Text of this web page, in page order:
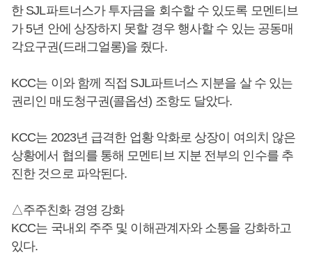
한 SJL파트너스가 투자금을 회수할 수 있도록 모멘티브
가 5년 안에 상장하지 못할 경우 행사할 수 있는 공동매
각요구권(드래그얼롱)을 줬다.
KCC는 이와 함께 직접 SJL파트너스 지분을 살 수 있는
권리인 매도청구권(콜옵션) 조항도 달았다.
KCC는 2023년 급격한 업황 악화로 상장이 여의치 않은
상황에서 협의를 통해 모멘티브 지분 전부의 인수를 추
진한 것으로 파악된다.
△주주친화 경영 강화
KCC는 국내외 주주 및 이해관계자와 소통을 강화하고
있다.